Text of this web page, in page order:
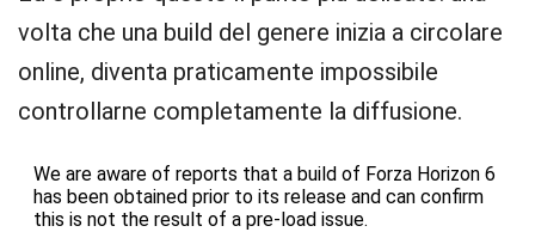
volta che una build del genere inizia a circolare
online, diventa praticamente impossibile
controllarne completamente la diffusione.
We are aware of reports that a build of Forza Horizon 6
has been obtained prior to its release and can confirm
this is not the result of a pre-load issue.